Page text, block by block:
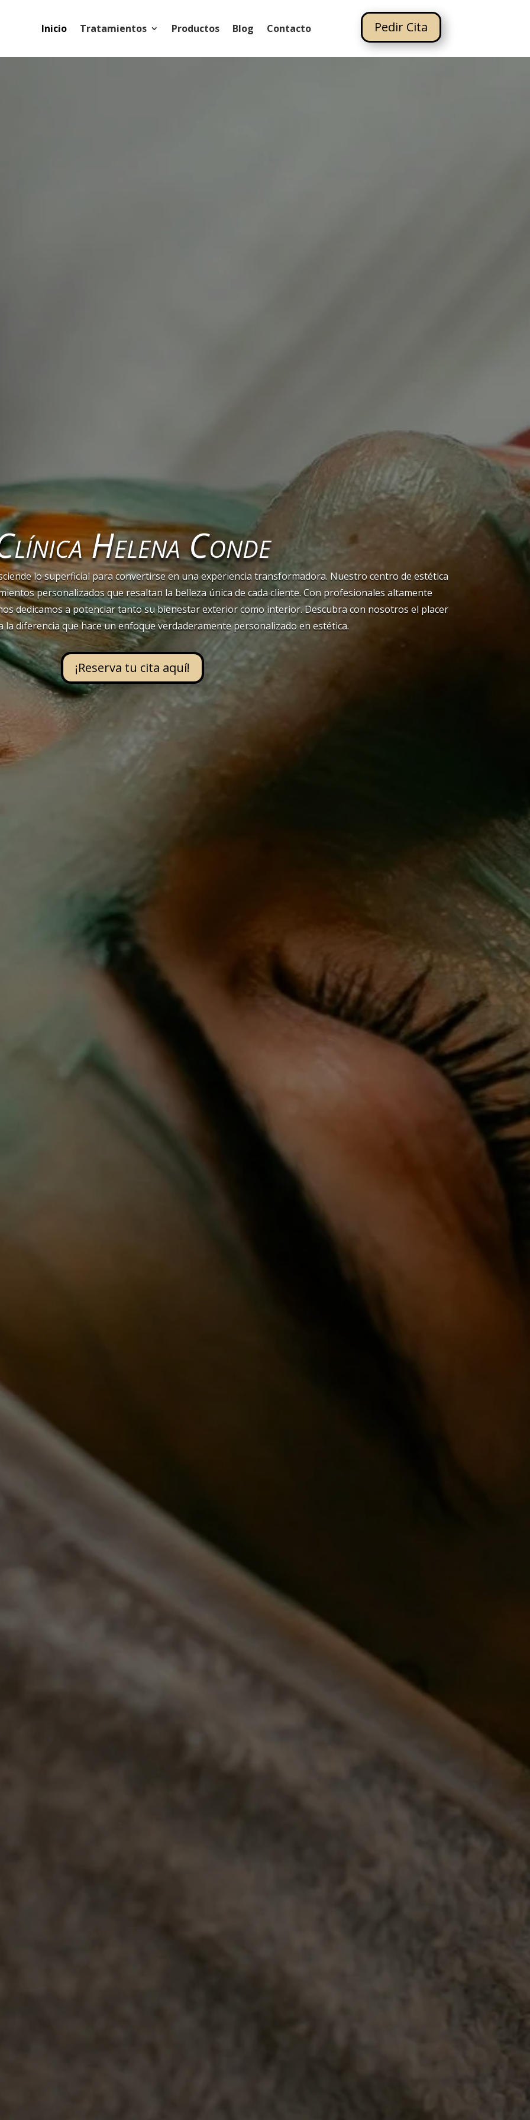
Inicio Tratamientos Productos Blog Contacto Pedir Cita
Helena Conde
lo superficial para convertirse en una experiencia transformadora. Nuestro centro de estética
personalizados que resaltan la belleza única de cada cliente. Con profesionales altamente
dedicamos a potenciar tanto su bienestar exterior como interior. Descubra con nosotros el placer
la diferencia que hace un enfoque verdaderamente personalizado en estética.
¡Reserva tu cita aquí!